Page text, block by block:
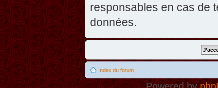
responsables en cas de
données.
Index du forum
Powered by